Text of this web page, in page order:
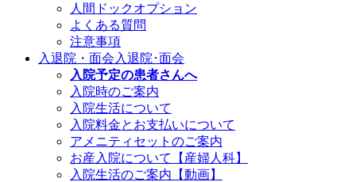
人間ドックオプション
よくある質問
注意事項
入退院・面会 入退院･面会
入院予定の患者さんへ
入院時のご案内
入院生活について
入院料金とお支払いについて
アメニティセットのご案内
お産入院について【産婦人科】
入院生活のご案内【動画】